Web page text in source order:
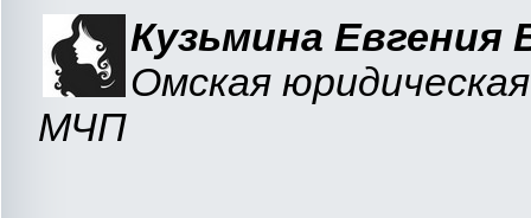
Кузьмина Евгения
Омская
МЧП